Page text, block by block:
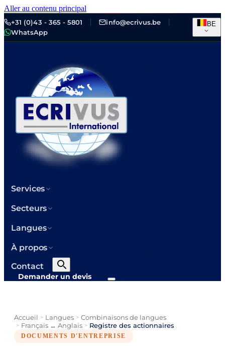
Aller au contenu principal
+31 (0)43 - 365 - 5801
info@ecrivus.be
WhatsApp
BE
Services
Secteurs
Langues
À propos
Contact
Demander un devis
Accueil > Langues > Combinaisons de langues
> Français ↔ Anglais > Registre des actionnaires
DOCUMENTS D'ENTREPRISE